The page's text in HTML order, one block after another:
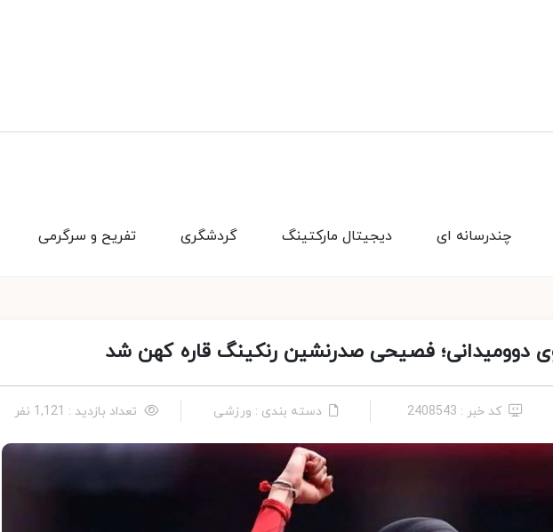
تفریح و سرگرمی گردشگری دیجیتال مارکتینگ چندرسانه ای
دوومیدانی؛ فصیحی صدرنشین رنکینگ قاره کهن شد
کد خبر : 2408543 دسته بندی : ورزشی تعداد بازدید : 1,121 نفر